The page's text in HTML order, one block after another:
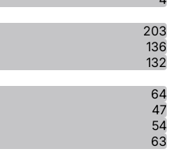
203
136
132
64
47
54
63